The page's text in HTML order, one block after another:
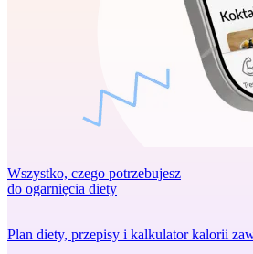
Wszystko, czego potrzebujesz
do ogarnięcia diety
Plan diety, przepisy i kalkulator kalorii